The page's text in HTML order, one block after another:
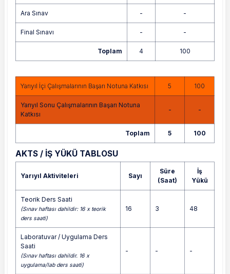
Ara Sınav - -
Final Sınavı - -
Toplam 4 100
Yarıyıl İçi Çalışmalarının Başarı Notuna Katkısı 5 100
Yarıyıl Sonu Çalışmalarının Başarı Notuna
Katkısı
- -
Toplam 5 100
AKTS / İŞ YÜKÜ TABLOSU
Yarıyıl Aktiviteleri Sayı
Süre
(Saat)
İş
Yükü
Teorik Ders Saati
(Sınav haftası dahildir: 16 x teorik
ders saati)
16 3 48
Laboratuvar / Uygulama Ders
Saati
(Sınav haftası dahildir. 16 x
uygulama/lab ders saati)
- - -